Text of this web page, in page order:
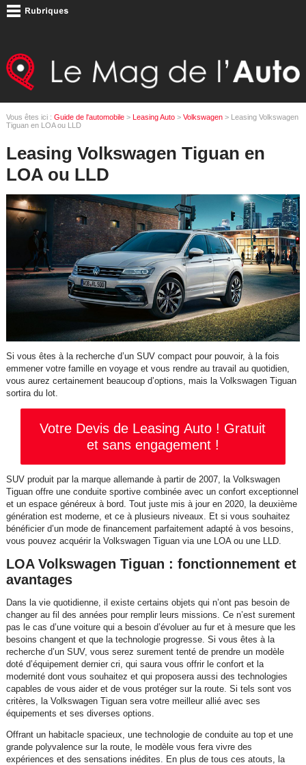
Vous êtes ici : Guide de l'automobile> Leasing Auto> Volkswagen> Leasing Volkswagen
Tiguan en LOA ou LLD
Leasing Volkswagen Tiguan en
LOA ou LLD
Si vous êtes à la recherche d’un SUV compact pour pouvoir, à la fois
emmener votre famille en voyage et vous rendre au travail au quotidien,
vous aurez certainement beaucoup d’options, mais la Volkswagen Tiguan
sortira du lot.
Votre Devis de Leasing Auto ! Gratuit
et sans engagement !
SUV produit par la marque allemande à partir de 2007, la Volkswagen
Tiguan offre une conduite sportive combinée avec un confort exceptionnel
et un espace généreux à bord. Tout juste mis à jour en 2020, la deuxième
génération est moderne, et ce à plusieurs niveaux. Et si vous souhaitez
bénéficier d’un mode de financement parfaitement adapté à vos besoins,
vous pouvez acquérir la Volkswagen Tiguan via une LOA ou une LLD.
LOA Volkswagen Tiguan : fonctionnement et
avantages
Dans la vie quotidienne, il existe certains objets qui n’ont pas besoin de
changer au fil des années pour remplir leurs missions. Ce n’est surement
pas le cas d’une voiture qui a besoin d’évoluer au fur et à mesure que les
besoins changent et que la technologie progresse. Si vous êtes à la
recherche d’un SUV, vous serez surement tenté de prendre un modèle
doté d’équipement dernier cri, qui saura vous offrir le confort et la
modernité dont vous souhaitez et qui proposera aussi des technologies
capables de vous aider et de vous protéger sur la route. Si tels sont vos
critères, la Volkswagen Tiguan sera votre meilleur allié avec ses
équipements et ses diverses options.
Offrant un habitacle spacieux, une technologie de conduite au top et une
grande polyvalence sur la route, le modèle vous fera vivre des
expériences et des sensations inédites. En plus de tous ces atouts, la